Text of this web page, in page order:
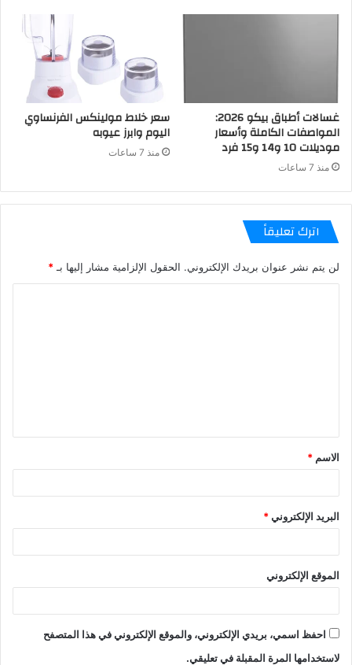
غسالات أطباق بيكو 2026:
المواصفات الكاملة وأسعار
موديلات 10 و14 و15 فرد
منذ 7 ساعات
سعر خلاط مولينكس الفرنساوي
اليوم وابرز عيوبه
منذ 7 ساعات
اترك تعليقاً
لن يتم نشر عنوان بريدك الإلكتروني. الحقول الإلزامية مشار إليها بـ *
الاسم *
البريد الإلكتروني*
الموقع الإلكتروني
احفظ اسمي، بريدي الإلكتروني، والموقع الإلكتروني في هذا المتصفح
لاستخدامها المرة المقبلة في تعليقي.